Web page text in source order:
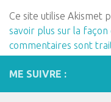
Ce site utilise Akismet
savoir plus sur la
commentaires sont
ME SUIVRE :